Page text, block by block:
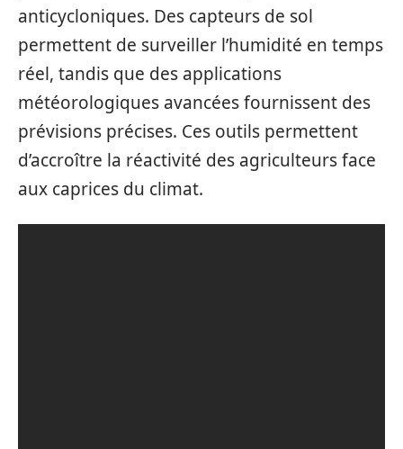
anticycloniques. Des capteurs de sol
permettent de surveiller l’humidité en temps
réel, tandis que des applications
météorologiques avancées fournissent des
prévisions précises. Ces outils permettent
d’accroître la réactivité des agriculteurs face
aux caprices du climat.